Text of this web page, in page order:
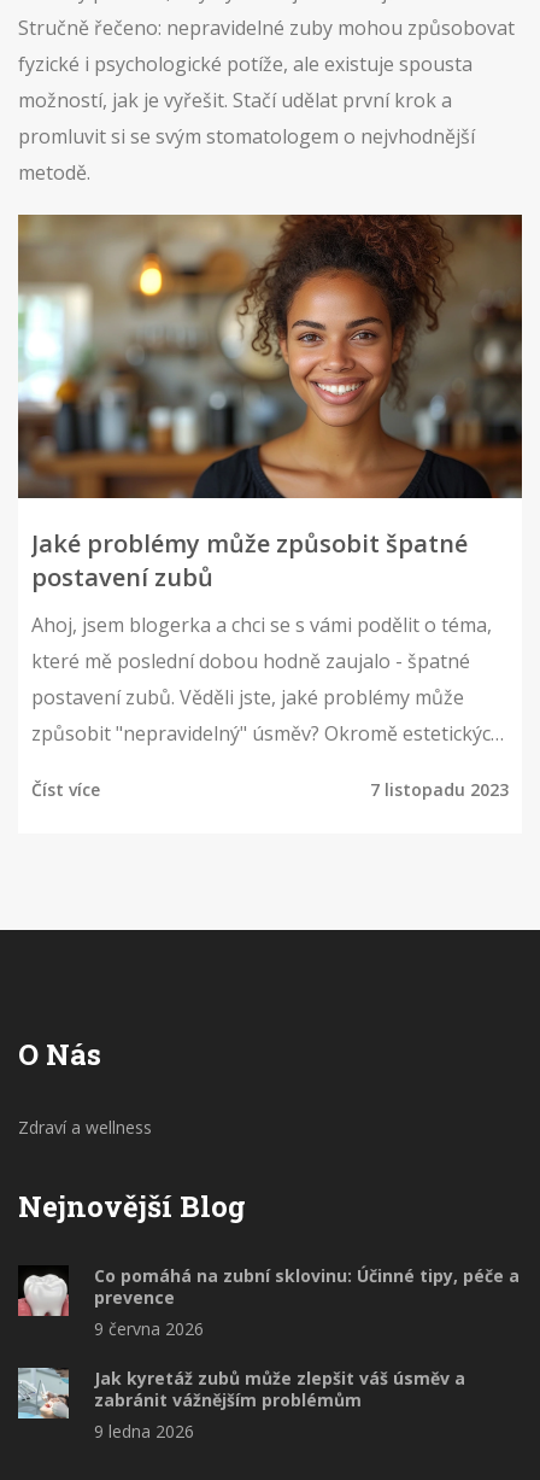
Stručně řečeno: nepravidelné zuby mohou způsobovat
fyzické i psychologické potíže, ale existuje spousta
možností, jak je vyřešit. Stačí udělat první krok a
promluvit si se svým stomatologem o nejvhodnější
metodě.
Jaké problémy může způsobit špatné
postavení zubů
Ahoj, jsem blogerka a chci se s vámi podělit o téma,
které mě poslední dobou hodně zaujalo - špatné
postavení zubů. Věděli jste, jaké problémy může
způsobit "nepravidelný" úsměv? Okromě estetických
negativně ovlivnit celé naše zdraví. Ve svém novém
Číst více 7 listopadu 2023
O Nás
Zdraví a wellness
Nejnovější Blog
Co pomáhá na zubní sklovinu: Účinné tipy, péče a
prevence
9 června 2026
Jak kyretáž zubů může zlepšit váš úsměv a
zabránit vážnějším problémům
9 ledna 2026